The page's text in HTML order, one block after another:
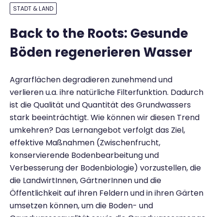
STADT & LAND
Back to the Roots: Gesunde
Böden regenerieren Wasser
Agrarflächen degradieren zunehmend und
verlieren u.a. ihre natürliche Filterfunktion. Dadurch
ist die Qualität und Quantität des Grundwassers
stark beeinträchtigt. Wie können wir diesen Trend
umkehren? Das Lernangebot verfolgt das Ziel,
effektive Maßnahmen (Zwischenfrucht,
konservierende Bodenbearbeitung und
Verbesserung der Bodenbiologie) vorzustellen, die
die LandwirtInnen, GärtnerInnen und die
Öffentlichkeit auf ihren Feldern und in ihren Gärten
umsetzen können, um die Boden- und